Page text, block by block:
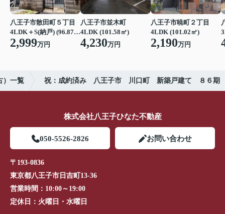
八王子市散田町５丁目
4LDK＋S(納戸) (96.87㎡)
2,999万円
八王子市並木町
4LDK (101.58㎡)
4,230万円
八王子市暁町２丁目
4LDK (101.02㎡)
2,190万円
）一覧 祝：成約済み 八王子市 川口町 新築戸建て ８６期
株式会社八王子ひなた不動産
050-5526-2826 お問い合わせ
〒193-0836
東京都八王子市日吉町13-36
営業時間： 10:00～19:00
定休日： 火曜日・水曜日